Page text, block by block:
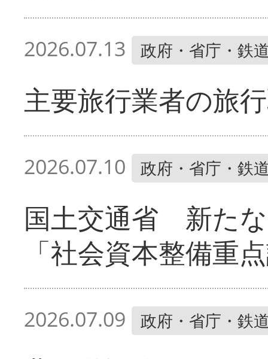
2026.07.13 政府・省庁・鉄
主要旅行業者の旅
2026.07.10 政府・省庁・鉄
国土交通省 新た
「社会資本整備重
2026.07.09 政府・省庁・鉄